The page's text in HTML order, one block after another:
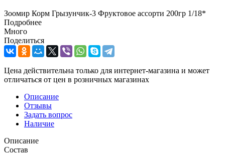
Зоомир Корм Грызунчик-3 Фруктовое ассорти 200гр 1/18*
Подробнее
Много
Поделиться
Цена действительна только для интернет-магазина и может
отличаться от цен в розничных магазинах
Описание
Отзывы
Задать вопрос
Наличие
Описание
Состав